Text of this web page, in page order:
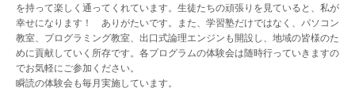
を持って楽しく通ってくれています。生徒たちの頑張りを見ていると、私が
幸せになります！ ありがたいです。また、学習塾だけではなく、パソコン
教室、プログラミング教室、出口式論理エンジンも開設し、地域の皆様のた
めに貢献していく所存です。各プログラムの体験会は随時行っていきますの
でお気軽にご参加ください。
瞬読の体験会も毎月実施しています。